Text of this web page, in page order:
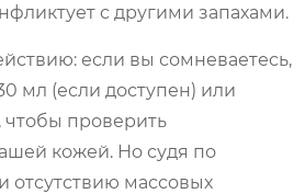
с другими запахами.
если вы сомневаетесь,
мл (если доступен) или
чтобы проверить
кожей. Но судя по
отсутствию массовых